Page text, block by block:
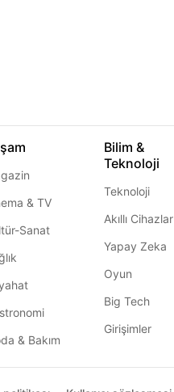
& TV
Sanat
& Bakım
Bilim &
Teknoloji
Teknoloji
Akıllı Cihazlar
Yapay Zeka
Oyun
Big Tech
Girişimler